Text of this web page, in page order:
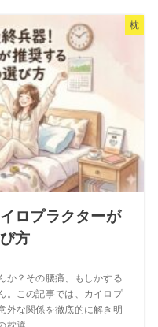
枕
ロプラクターが
方
か？その腰痛、もしかする
。この記事では、カイロプ
外な関係を徹底的に解き明
枕選...